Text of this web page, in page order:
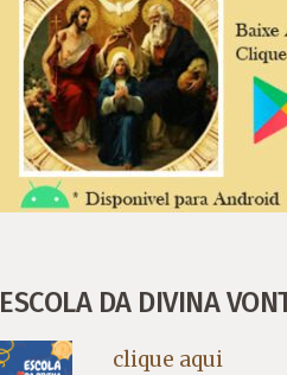
ESCOLA DA DIVINA
clique aqui